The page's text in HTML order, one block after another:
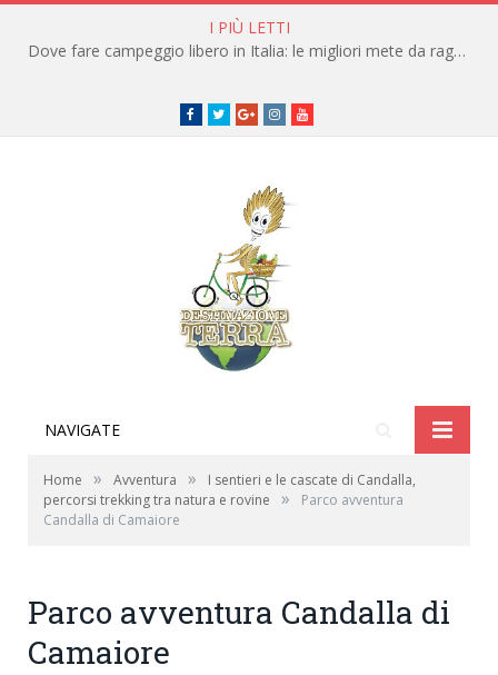
I PIÙ LETTI
Dove fare campeggio libero in Italia: le migliori mete da raggiungere in traghetto
Facebook
TwitterGoogle+instagramyoutube
NAVIGATE
Home » Avventura »
I sentieri e le cascate di Candalla,
percorsi trekking tra natura e rovine
»
Parco avventura
Candalla di Camaiore
Parco avventura Candalla di
Camaiore